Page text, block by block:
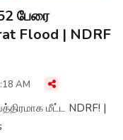
பேரை
Flood | NDRF
AM
மீட்ட NDRF! |